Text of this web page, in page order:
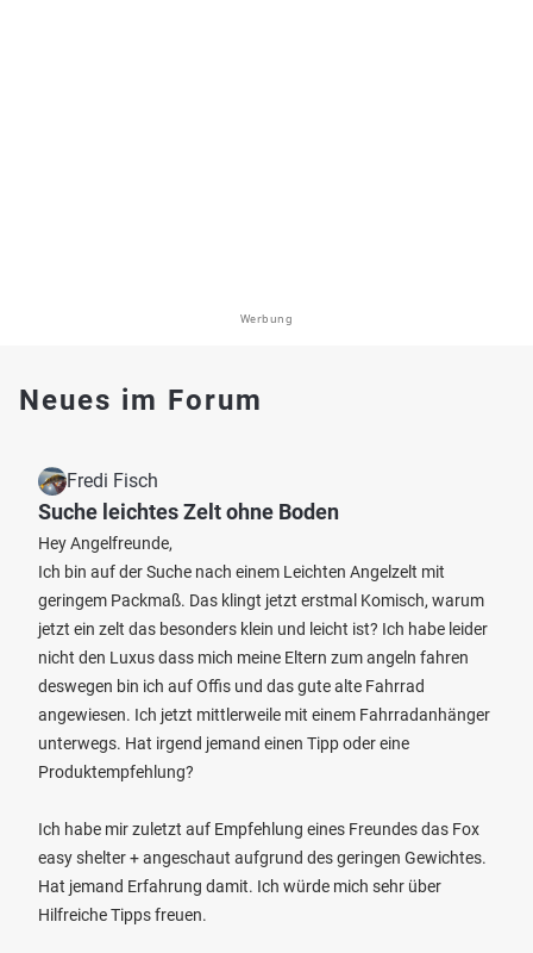
Werbung
Neues im Forum
Fredi Fisch
Suche leichtes Zelt ohne Boden
Hey Angelfreunde,
Ich bin auf der Suche nach einem Leichten Angelzelt mit
geringem Packmaß. Das klingt jetzt erstmal Komisch, warum
jetzt ein zelt das besonders klein und leicht ist? Ich habe leider
nicht den Luxus dass mich meine Eltern zum angeln fahren
deswegen bin ich auf Offis und das gute alte Fahrrad
angewiesen. Ich jetzt mittlerweile mit einem Fahrradanhänger
unterwegs. Hat irgend jemand einen Tipp oder eine
Produktempfehlung?
Ich habe mir zuletzt auf Empfehlung eines Freundes das Fox
easy shelter + angeschaut aufgrund des geringen Gewichtes.
Hat jemand Erfahrung damit. Ich würde mich sehr über
Hilfreiche Tipps freuen.